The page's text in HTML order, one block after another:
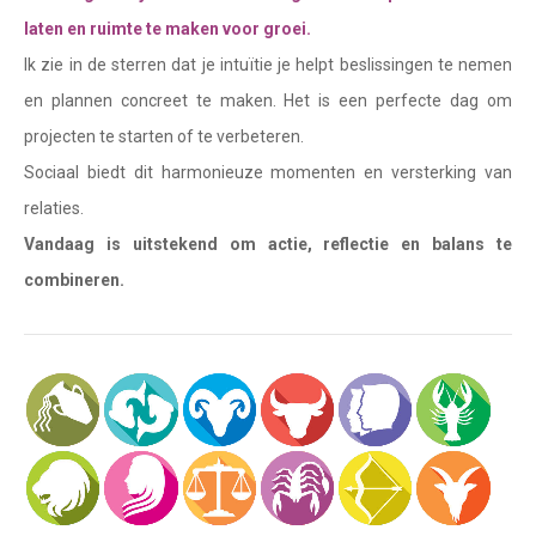
Waterman
Ram
Kreeft
Maagd
Weegschaal
Schorpioen
Boogschutter
laten en ruimte te maken voor groei.
Ik zie in de sterren dat je intuïtie je helpt beslissingen te nemen
en plannen concreet te maken. Het is een perfecte dag om
projecten te starten of te verbeteren.
Sociaal biedt dit harmonieuze momenten en versterking van
relaties.
Vandaag is uitstekend om actie, reflectie en balans te
combineren.